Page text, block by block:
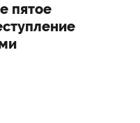
пятое